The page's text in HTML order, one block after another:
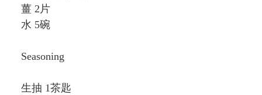
薑 2片
水 5碗
Seasoning
生抽 1茶匙